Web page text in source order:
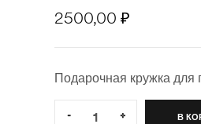
2500,00 ₽
Подарочная кружка для
- + В